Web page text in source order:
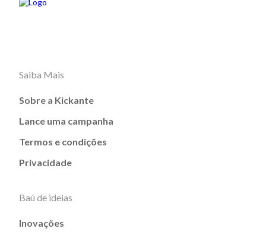
Saiba Mais
Sobre a Kickante
Lance uma campanha
Termos e condições
Privacidade
Baú de ideias
Inovações